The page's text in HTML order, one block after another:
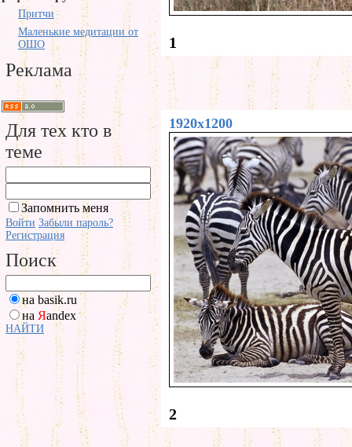
Притчи
Маленькие медитации от
ОШО
Реклама
Для тех кто в
теме
Запомнить меня
Войти Забыли пароль?
Регистрация
Поиск
на basik.ru
на Яandex
НАЙТИ
1
1920x1200
2